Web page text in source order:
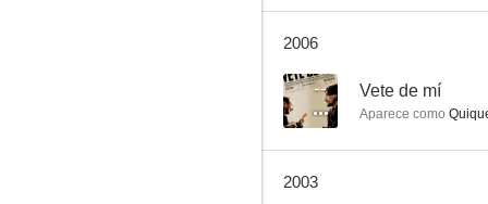
2006
-- Vete de mí
Aparece como
2003